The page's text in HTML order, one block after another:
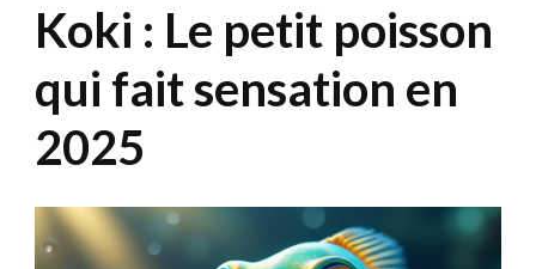
Koki : Le petit poisson
qui fait sensation en
2025